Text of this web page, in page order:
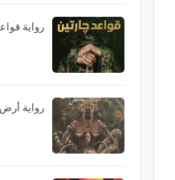
رواية
رواية